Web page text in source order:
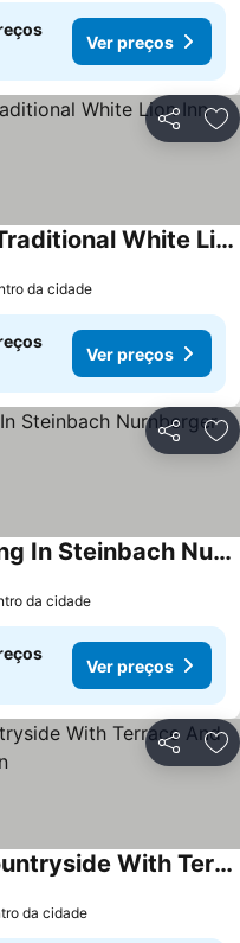
Ver preços
Partilhar
Quiet Apartment At The Traditional White Lion Inn
da cidade
Ver preços
Partilhar
Gemutliche Ferienwohnung In Steinbach Nurnberger Land
da cidade
Ver preços
Partilhar
Vacation Home In The Countryside With Terrace And Garden
da cidade